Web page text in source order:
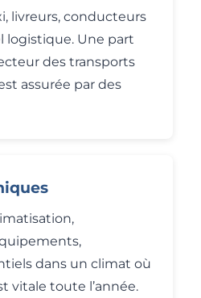
livreurs, conducteurs
logistique. Une part
des transports
assurée par des
dans un climat où
vitale toute l’année.